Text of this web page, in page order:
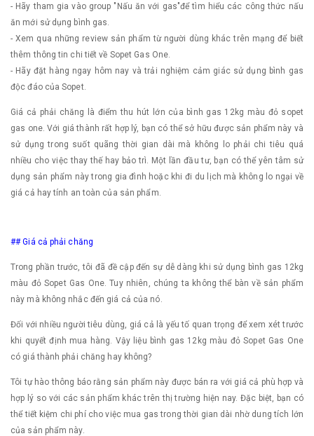
- Hãy tham gia vào group "Nấu ăn với gas"để tìm hiểu các công thức nấu
ăn mới sử dụng bình gas.
- Xem qua những review sản phẩm từ người dùng khác trên mạng để biết
thêm thông tin chi tiết về Sopet Gas One.
- Hãy đặt hàng ngay hôm nay và trải nghiệm cảm giác sử dụng bình gas
độc đáo của Sopet.
Giá cả phải chăng là điểm thu hút lớn của bình gas 12kg màu đỏ sopet
gas one. Với giá thành rất hợp lý, bạn có thể sở hữu được sản phẩm này và
sử dụng trong suốt quãng thời gian dài mà không lo phải chi tiêu quá
nhiều cho việc thay thế hay bảo trì. Một lần đầu tư, bạn có thể yên tâm sử
dụng sản phẩm này trong gia đình hoặc khi đi du lịch mà không lo ngại về
giá cả hay tính an toàn của sản phẩm.
## Giá cả phải chăng
Trong phần trước, tôi đã đề cập đến sự dễ dàng khi sử dụng bình gas 12kg
màu đỏ Sopet Gas One. Tuy nhiên, chúng ta không thể bàn về sản phẩm
này mà không nhắc đến giá cả của nó.
Đối với nhiều người tiêu dùng, giá cả là yếu tố quan trọng để xem xét trước
khi quyết định mua hàng. Vậy liệu bình gas 12kg màu đỏ Sopet Gas One
có giá thành phải chăng hay không?
Tôi tự hào thông báo rằng sản phẩm này được bán ra với giá cả phù hợp và
hợp lý so với các sản phẩm khác trên thị trường hiện nay. Đặc biệt, bạn có
thể tiết kiệm chi phí cho việc mua gas trong thời gian dài nhờ dung tích lớn
của sản phẩm này.